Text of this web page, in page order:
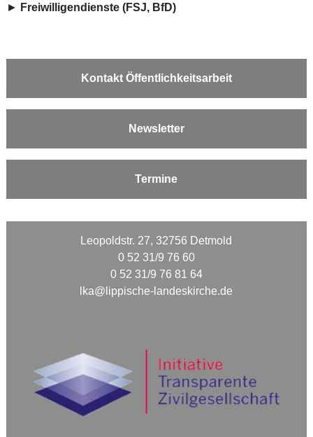
► Freiwilligendienste (FSJ, BfD)
Kontakt Öffentlichkeitsarbeit
Newsletter
Termine
Leopoldstr. 27, 32756 Detmold
0 52 31/9 76 60
0 52 31/9 76 81 64
lka@lippische-landeskirche.de